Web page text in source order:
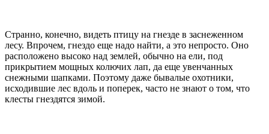
Странно, конечно, видеть птицу на гнезде в заснеженном
лесу. Впрочем, гнездо еще надо найти, а это непросто. Оно
расположено высоко над землей, обычно на ели, под
прикрытием мощных колючих лап, да еще увенчанных
снежными шапками. Поэтому даже бывалые охотники,
исходившие лес вдоль и поперек, часто не знают о том, что
клесты гнездятся зимой.